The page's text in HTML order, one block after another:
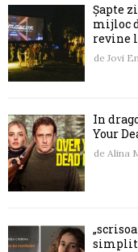
Șapte
mijloc
revine
de Jovi
În
Your
de Alina